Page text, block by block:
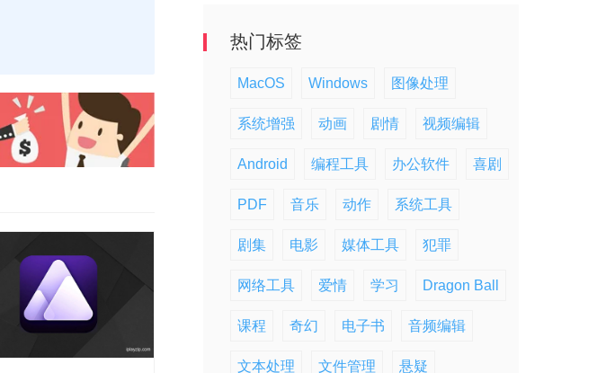
热门标签
MacOS Windows 图像处理
系统增强 动画 剧情 视频编辑
Android 编程工具 办公软件 喜剧
PDF 音乐 动作 系统工具
剧集 电影 媒体工具 犯罪
网络工具 爱情 学习 Dragon Ball
课程 奇幻 电子书 音频编辑
文本处理 文件管理 悬疑